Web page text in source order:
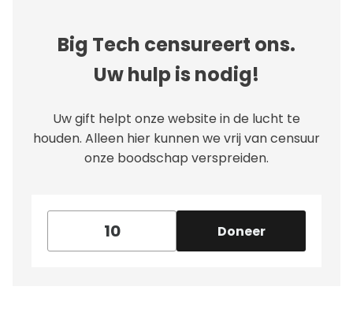
Big Tech censureert ons.
Uw hulp is nodig!
Uw gift helpt onze website in de lucht te
houden. Alleen hier kunnen we vrij van censuur
onze boodschap verspreiden.
Doneer